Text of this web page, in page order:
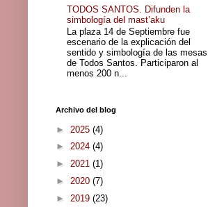
TODOS SANTOS. Difunden la
simbología del mast’aku
La plaza 14 de Septiembre fue
escenario de la explicación del
sentido y simbología de las mesas
de Todos Santos. Participaron al
menos 200 n...
Archivo del blog
► 2025 (4)
► 2024 (4)
► 2021 (1)
► 2020 (7)
► 2019 (23)